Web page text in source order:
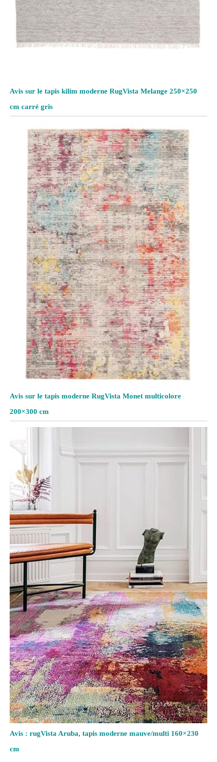
Avis sur le tapis kilim moderne RugVista Melange 250×250
cm carré gris
Avis sur le tapis moderne RugVista Monet multicolore
200×300 cm
Avis : rugVista Aruba, tapis moderne mauve/multi 160×230
cm